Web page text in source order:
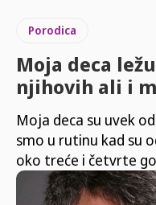
Porodica
Moja deca
njihovih ali i
Moja deca su uvek
smo u rutinu kad su
oko treće i četvrte